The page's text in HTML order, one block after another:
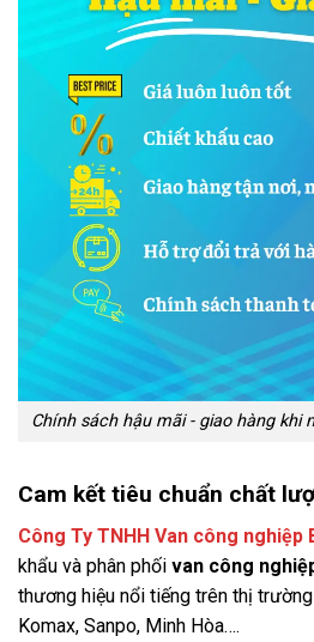
Chính sách hậu mãi - giao hàng khi
Cam kết tiêu chuẩn chất
Công Ty TNHH Van công nghiệp
khẩu và phân phối van công
thương hiệu nổi tiếng trên thị
Komax, Sanpo, Minh Hòa….